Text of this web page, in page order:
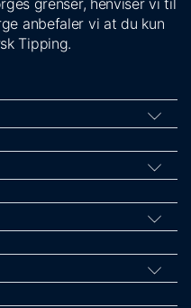
grenser, henviser vi til
anbefaler vi at du kun
Tipping.